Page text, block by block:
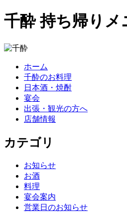
千酔 持ち帰りメ
ホーム
千酔のお料理
日本酒・焼酎
宴会
出張・観光の方へ
店舗情報
カテゴリ
お知らせ
お酒
料理
宴会案内
営業日のお知らせ